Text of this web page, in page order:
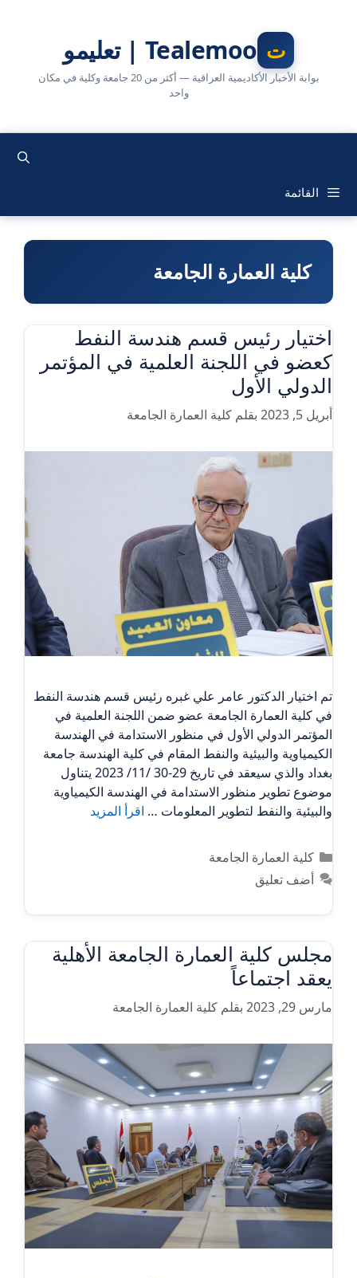
Tealemoo | تعليمو
بوابة الأخبار الأكاديمية العراقية — أكثر من 20 جامعة وكلية في مكان
واحد
القائمة
كلية العمارة الجامعة
اختيار رئيس قسم هندسة النفط
كعضو في اللجنة العلمية في المؤتمر
الدولي الأول
أبريل 5, 2023 بقلم كلية العمارة الجامعة
تم اختيار الدكتور عامر علي غبره رئيس قسم هندسة النفط
في كلية العمارة الجامعة عضو ضمن اللجنة العلمية في
المؤتمر الدولي الأول في منظور الاستدامة في الهندسة
الكيمياوية والبيئية والنفط المقام في كلية الهندسة جامعة
بغداد والذي سيعقد في تاريخ 29-30 /11/ 2023 يتناول
موضوع تطوير منظور الاستدامة في الهندسة الكيمياوية
والبيئية والنفط لتطوير المعلومات … اقرأ المزيد
التصنيفات
كلية العمارة الجامعة
أضف تعليق
مجلس كلية العمارة الجامعة الأهلية
يعقد اجتماعاً
مارس 29, 2023 بقلم كلية العمارة الجامعة